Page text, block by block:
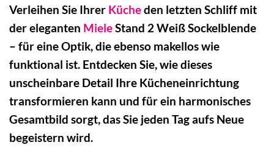
Verleihen Sie Ihrer Kücheden letzten Schliff mit
der eleganten MieleStand 2 Weiß Sockelblende
– für eine Optik, die ebenso makellos wie
funktional ist. Entdecken Sie, wie dieses
unscheinbare Detail Ihre Kücheneinrichtung
transformieren kann und für ein harmonisches
Gesamtbild sorgt, das Sie jeden Tag aufs Neue
begeistern wird.